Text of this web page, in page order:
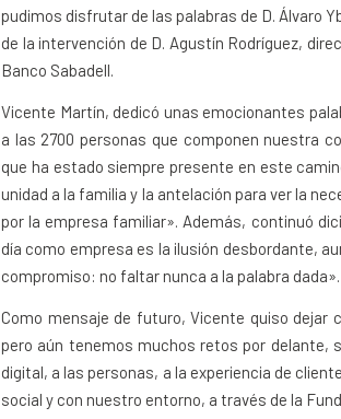
pudimos disfrutar de las palabras de D. Álvaro
de la intervención de D. Agustín Rodríguez,
Banco Sabadell.
Vicente Martín, dedicó unas emocionantes
a las 2700 personas que componen nuestra
que ha estado siempre presente en este
unidad a la familia y la antelación para ver la
por la empresa familiar». Además, continuó
día como empresa es la ilusión desbordante,
compromiso: no faltar nunca a la palabra dada».
Como mensaje de futuro, Vicente quiso dejar
pero aún tenemos muchos retos por delante,
digital, a las personas, a la experiencia de
social y con nuestro entorno, a través de la